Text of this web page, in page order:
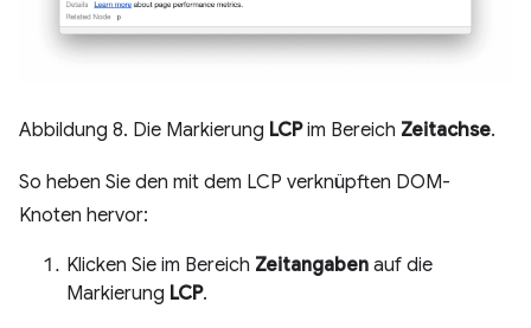
Abbildung 8. Die Markierung LCPim Bereich Zeitachse.
So heben Sie den mit dem LCP verknüpften DOM-
Knoten hervor:
Klicken Sie im Bereich Zeitangaben auf die
Markierung LCP.